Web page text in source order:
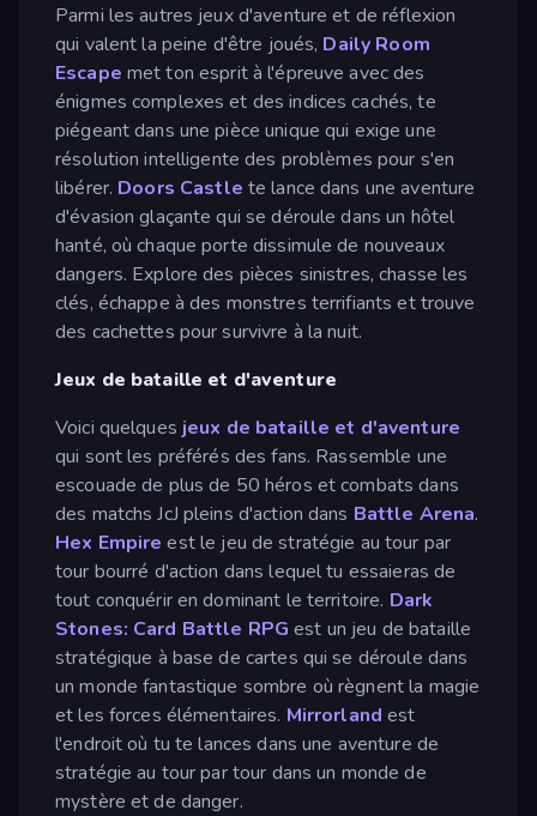
Parmi les autres jeux d'aventure et de réflexion
qui valent la peine d'être joués, Daily Room
Escape met ton esprit à l'épreuve avec des
énigmes complexes et des indices cachés, te
piégeant dans une pièce unique qui exige une
résolution intelligente des problèmes pour s'en
libérer. Doors Castle te lance dans une aventure
d'évasion glaçante qui se déroule dans un hôtel
hanté, où chaque porte dissimule de nouveaux
dangers. Explore des pièces sinistres, chasse les
clés, échappe à des monstres terrifiants et trouve
des cachettes pour survivre à la nuit.
Jeux de bataille et d'aventure
Voici quelques jeux de bataille et d'aventure
qui sont les préférés des fans. Rassemble une
escouade de plus de 50 héros et combats dans
des matchs JcJ pleins d'action dans Battle Arena.
Hex Empire est le jeu de stratégie au tour par
tour bourré d'action dans lequel tu essaieras de
tout conquérir en dominant le territoire. Dark
Stones: Card Battle RPG est un jeu de bataille
stratégique à base de cartes qui se déroule dans
un monde fantastique sombre où règnent la magie
et les forces élémentaires. Mirrorland est
l'endroit où tu te lances dans une aventure de
stratégie au tour par tour dans un monde de
mystère et de danger.